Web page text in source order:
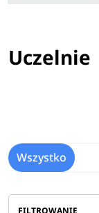
Uczelnie
Wszystko
FILTROWANIE